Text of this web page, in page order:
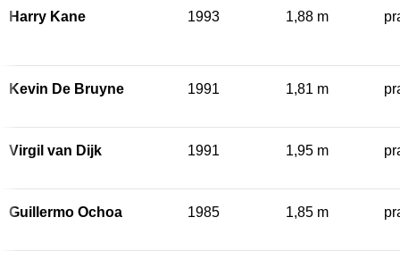
Harry Kane 1993 1,88 m
Kevin De Bruyne 1991 1,81 m
Virgil van Dijk 1991 1,95 m
Guillermo Ochoa 1985 1,85 m